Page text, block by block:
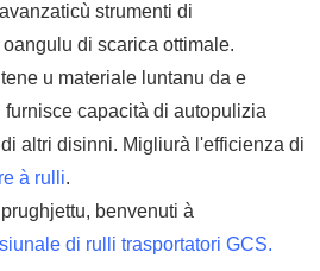
cù strumenti di
oangulu di scarica ottimale.
u materiale luntanu da e
capacità di autopulizia
altri disinni. Migliurà l'efficienza di
à rulli.
benvenuti à
di rulli trasportatori GCS.